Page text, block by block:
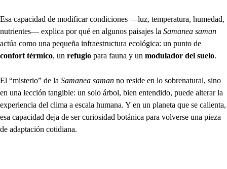
Esa capacidad de modificar condiciones —luz, temperatura, humedad,
nutrientes— explica por qué en algunos paisajes la Samanea saman
actúa como una pequeña infraestructura ecológica: un punto de
confort térmico, un refugio para fauna y un modulador del suelo.
El “misterio” de la Samanea saman no reside en lo sobrenatural, sino
en una lección tangible: un solo árbol, bien entendido, puede alterar la
experiencia del clima a escala humana. Y en un planeta que se calienta,
esa capacidad deja de ser curiosidad botánica para volverse una pieza
de adaptación cotidiana.